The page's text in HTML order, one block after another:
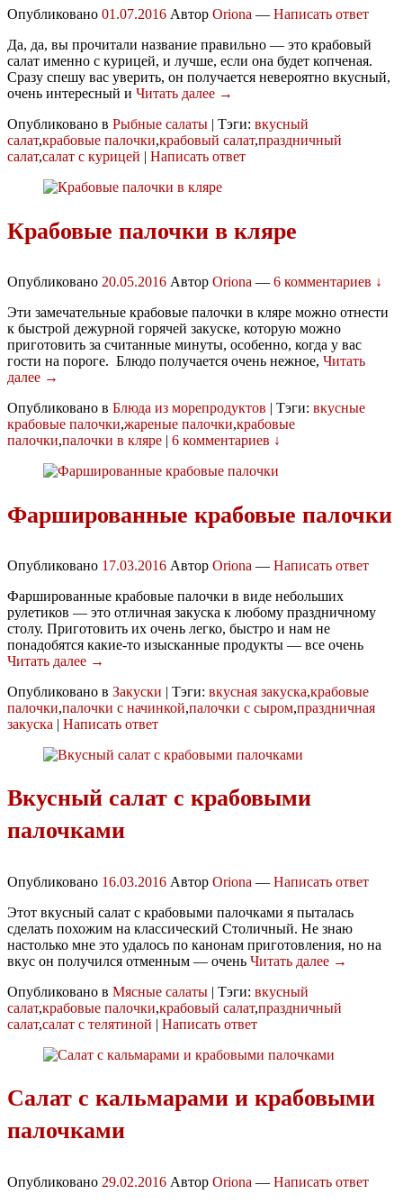
Опубликовано 01.07.2016 Автор Oriona — Написать ответ
Да, да, вы прочитали название правильно — это крабовый
салат именно с курицей, и лучше, если она будет копченая.
Сразу спешу вас уверить, он получается невероятно вкусный,
очень интересный и Читать далее →
Опубликовано в Рыбные салаты | Тэги: вкусный
салат,крабовые палочки,крабовый салат,праздничный
салат,салат с курицей | Написать ответ
Крабовые палочки в кляре
Опубликовано 20.05.2016 Автор Oriona — 6 комментариев ↓
Эти замечательные крабовые палочки в кляре можно отнести
к быстрой дежурной горячей закуске, которую можно
приготовить за считанные минуты, особенно, когда у вас
гости на пороге. Блюдо получается очень нежное, Читать
далее →
Опубликовано в Блюда из морепродуктов | Тэги: вкусные
крабовые палочки,жареные палочки,крабовые
палочки,палочки в кляре | 6 комментариев ↓
Фаршированные крабовые палочки
Опубликовано 17.03.2016 Автор Oriona — Написать ответ
Фаршированные крабовые палочки в виде небольших
рулетиков — это отличная закуска к любому праздничному
столу. Приготовить их очень легко, быстро и нам не
понадобятся какие-то изысканные продукты — все очень
Читать далее →
Опубликовано в Закуски | Тэги: вкусная закуска,крабовые
палочки,палочки с начинкой,палочки с сыром,праздничная
закуска | Написать ответ
Вкусный салат с крабовыми
палочками
Опубликовано 16.03.2016 Автор Oriona — Написать ответ
Этот вкусный салат с крабовыми палочками я пыталась
сделать похожим на классический Столичный. Не знаю
настолько мне это удалось по канонам приготовления, но на
вкус он получился отменным — очень Читать далее →
Опубликовано в Мясные салаты | Тэги: вкусный
салат,крабовые палочки,крабовый салат,праздничный
салат,салат с телятиной | Написать ответ
Салат с кальмарами и крабовыми
палочками
Опубликовано 29.02.2016 Автор Oriona — Написать ответ